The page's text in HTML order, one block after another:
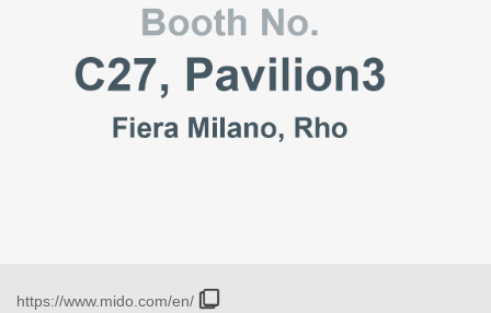
https://www.mido.com/en/